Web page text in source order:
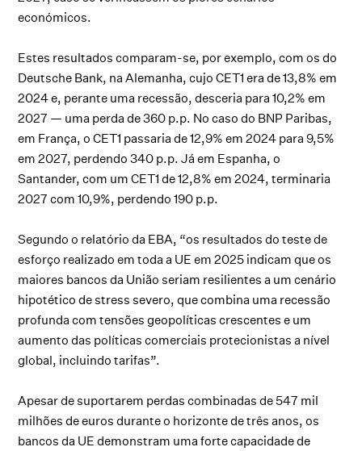
económicos.
Estes resultados comparam-se, por exemplo, com os do
Deutsche Bank, na Alemanha, cujo CET1 era de 13,8% em
2024 e, perante uma recessão, desceria para 10,2% em
2027 — uma perda de 360 p.p. No caso do BNP Paribas,
em França, o CET1 passaria de 12,9% em 2024 para 9,5%
em 2027, perdendo 340 p.p. Já em Espanha, o
Santander, com um CET1 de 12,8% em 2024, terminaria
2027 com 10,9%, perdendo 190 p.p.
Segundo o relatório da EBA, “os resultados do teste de
esforço realizado em toda a UE em 2025 indicam que os
maiores bancos da União seriam resilientes a um cenário
hipotético de stress severo, que combina uma recessão
profunda com tensões geopolíticas crescentes e um
aumento das políticas comerciais protecionistas a nível
global, incluindo tarifas”.
Apesar de suportarem perdas combinadas de 547 mil
milhões de euros durante o horizonte de três anos, os
bancos da UE demonstram uma forte capacidade de